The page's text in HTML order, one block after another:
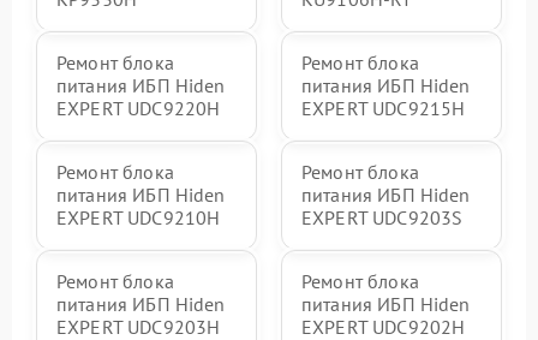
Ремонт блока
питания ИБП Hiden
EXPERT UDC9220H
Ремонт блока
питания ИБП Hiden
EXPERT UDC9215H
Ремонт блока
питания ИБП Hiden
EXPERT UDC9210H
Ремонт блока
питания ИБП Hiden
EXPERT UDC9203S
Ремонт блока
питания ИБП Hiden
EXPERT UDC9203H
Ремонт блока
питания ИБП Hiden
EXPERT UDC9202H